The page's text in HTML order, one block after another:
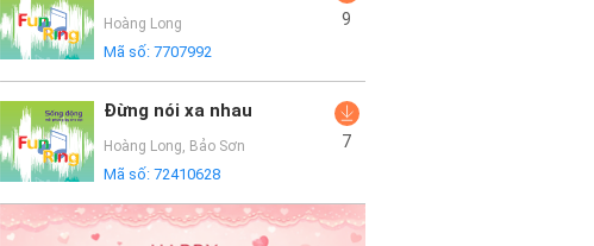
Hoàng Long
Mã số:7707992
9
Đừng nói xa nhau
Hoàng Long, Bảo Sơn
Mã số:72410628
7